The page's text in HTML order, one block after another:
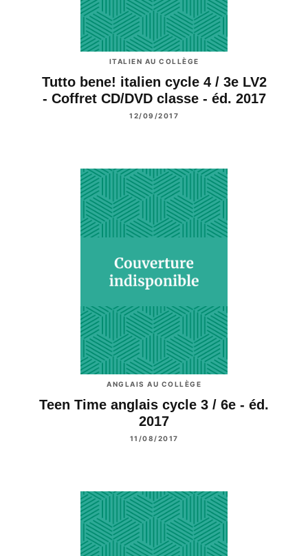
ITALIEN AU COLLÈGE
Tutto bene! italien cycle 4 / 3e LV2
- Coffret CD/DVD classe - éd. 2017
12/09/2017
ANGLAIS AU COLLÈGE
Teen Time anglais cycle 3 / 6e - éd.
2017
11/08/2017